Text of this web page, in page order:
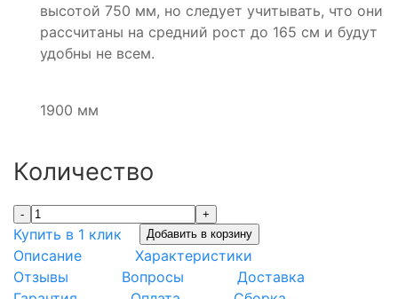
высотой 750 мм, но следует учитывать, что они
рассчитаны на средний рост до 165 см и будут
удобны не всем.
1900 мм
Количество
- +
Купить в 1 клик Добавить в корзину
Описание
Характеристики
Отзывы
Вопросы
Доставка